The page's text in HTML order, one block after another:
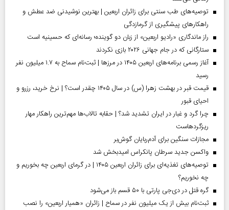
توصیه‌های طب سنتی برای زائران اربعین | بهترین نوشیدنی ضد عطش و
راهکارهای پیشگیری از گرمازدگی
راز ماندگاری «رادیو اربعین» از زبان دو گوینده؛ رسانه‌ای که حسینیه است
ستارگانی که در جام جهانی ۲۰۲۶ بازی نکردند
آغاز رسمی برنامه‌های اربعین ۱۴۰۵ در مرز‌ها | ثبت‌نام سماح به ۱.۷ میلیون نفر
رسید
قیمت قبر در بهشت زهرا (س) در سال ۱۴۰۵ چقدر است؟ | نرخ خرید، رزرو و
احیای قبور
چرا گرد و غبار در ایران تشدید شد؟ | حقابه تالاب‌ها مهم‌ترین راهکار مهار
ریزگردهاست
مجازات سنگین برای آدم‌ربایان گوش‌بر
واکسن جدید سرطان پانکراس امیدبخش شد
توصیه‌های تغذیه‌ای برای زائران اربعین ۱۴۰۵ | در گرمای اربعین چه بخوریم و
چه نخوریم؟
گره قتل در دی‌جی پارتی با ۵۰ قسم باز می‌شود
ثبت‌نام بیش از یک میلیون نفر در سماح | زائران «همیار اربعین» را نصب